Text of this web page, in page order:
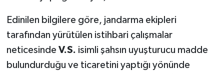
Edinilen bilgilere göre, jandarma ekipleri
tarafından yürütülen istihbari çalışmalar
neticesinde V.S. isimli şahsın uyuşturucu madde
bulundurduğu ve ticaretini yaptığı yönünde